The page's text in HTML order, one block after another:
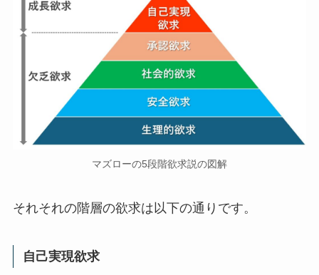
マズローの5段階欲求説の図解
それそれの階層の欲求は以下の通りです。
自己実現欲求